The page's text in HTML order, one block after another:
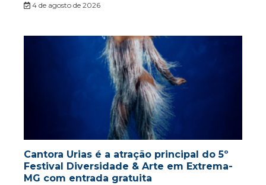
4 de agosto de 2026
Cantora Urias é a atração principal do 5º
Festival Diversidade & Arte em Extrema-
MG com entrada gratuita